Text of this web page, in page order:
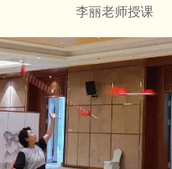
李丽老师授课